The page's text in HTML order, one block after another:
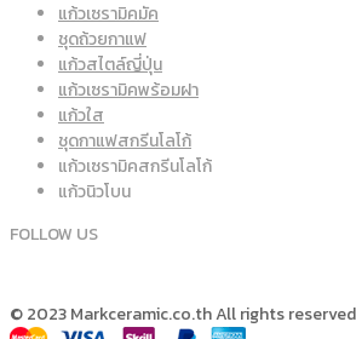
แก้วเซรามิคมัค
ชุดถ้วยกาแฟ
แก้วสไตล์ญี่ปุ่น
แก้วเซรามิคพร้อมฝา
แก้วใส
ชุดกาแฟสกรีนโลโก้
แก้วเซรามิคสกรีนโลโก้
แก้วนิวโบน
FOLLOW US
© 2023 Markceramic.co.th All rights reserved